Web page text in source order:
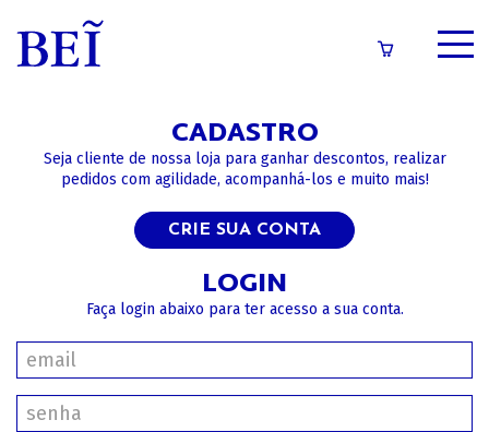
CATÁLOGO
CADASTRO
Seja cliente de nossa loja para ganhar descontos, realizar
pedidos com agilidade, acompanhá-los e muito mais!
CRIE SUA CONTA
LOGIN
Faça login abaixo para ter acesso a sua conta.